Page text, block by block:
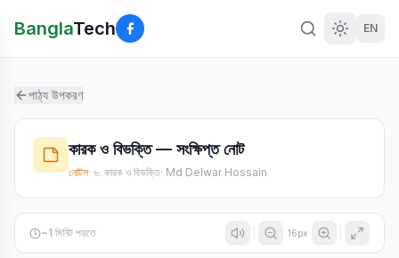
BanglaTech EN
পাঠ্য উপকরণ
কারক ও বিভক্তি — সংক্ষিপ্ত নোট
নোটস· ৬. কারক ও বিভক্তি· Md Delwar Hossain
~1 মিনিট পড়তে 16px